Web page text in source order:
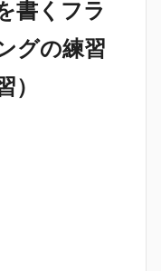
書くフラ
グの練習
）